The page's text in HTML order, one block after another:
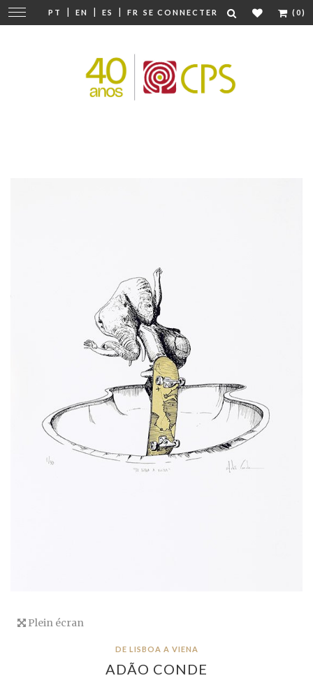
PT | EN | ES | FR SE CONNECTER (0)
Modifier
la
Plein écran
DE LISBOA A VIENA
ADÃO CONDE